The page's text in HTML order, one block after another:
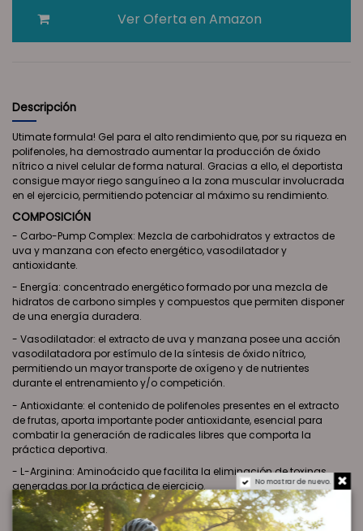
Ver Oferta en Amazon
Descripción
Utimate formula! Gel para el alto rendimiento que, por su riqueza en
polifenoles, ha demostrado aumentar la producción de óxido
nítrico a nivel celular de forma natural. Gracias a ello, el deportista
consigue mayor riego sanguíneo a la zona muscular involucrada
en el ejercicio, permitiendo potenciar al máximo su rendimiento.
COMPOSICIÓN
- Carbo-Pump Complex: Mezcla de carbohidratos y extractos de
uva y manzana con efecto energético, vasodilatador y
antioxidante.
- Energía: concentrado energético formado por una mezcla de
hidratos de carbono simples y compuestos que permiten disponer
de una energía duradera.
- Vasodilatador: el extracto de uva y manzana posee una acción
vasodilatadora por estímulo de la síntesis de óxido nítrico,
permitiendo un mayor transporte de oxígeno y de nutrientes
durante el entrenamiento y/o competición.
- Antioxidante: el contenido de polifenoles presentes en el extracto
de frutas, aporta importante poder antioxidante, esencial para
combatir la generación de radicales libres que comporta la
práctica deportiva.
- L-Arginina: Aminoácido que facilita la eliminación de toxinas
generadas por la práctica de ejercicio.
- Taurina: Aminoácido que mejora los procesos de
osmoregulación, fundamental en deportes de resistencia.
No mostrar de nuevo.